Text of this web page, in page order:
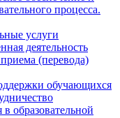
процесса.
услуги
деятельность
(перевода)
обучающихся
образовательной